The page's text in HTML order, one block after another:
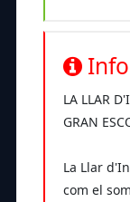
Info
LA LLAR
GRAN
La Llar
com el